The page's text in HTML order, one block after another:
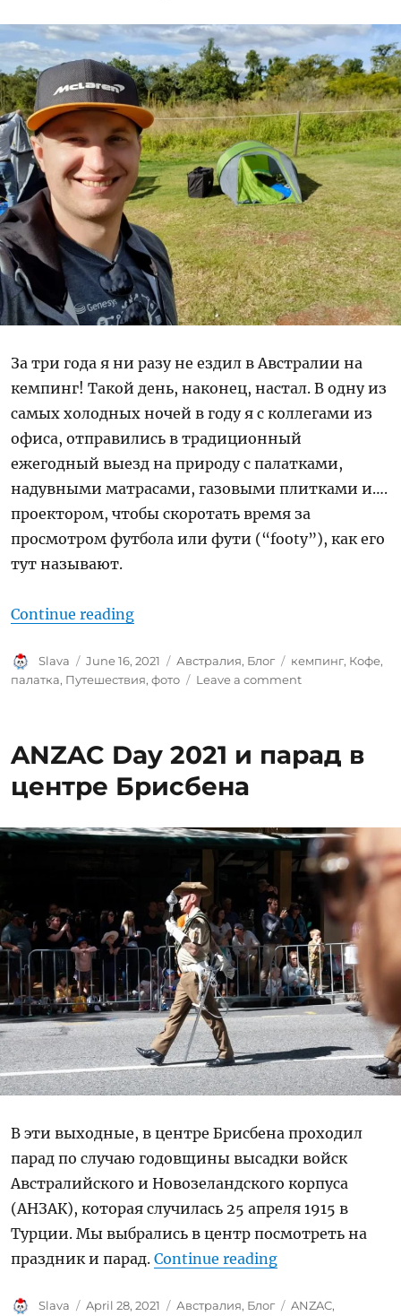
За три года я ни разу не ездил в Австралии на
кемпинг! Такой день, наконец, настал. В одну из
самых холодных ночей в году я с коллегами из
офиса, отправились в традиционный
ежегодный выезд на природу с палатками,
надувными матрасами, газовыми плитками и….
проектором, чтобы скоротать время за
просмотром футбола или фути (“footy”), как его
тут называют.
Continue reading“Поездка на кемпинг –
Author
Slava
Posted
on
June 16, 2021 Categories
Австралия, Блог Tags
кемпинг, Кофе,
палатка, Путешествия,фото Leave a commenton
–
ANZAC Day 2021 и парад в
центре Брисбена
В эти выходные, в центре Брисбена проходил
парад по случаю годовщины высадки войск
Австралийского и Новозеландского корпуса
(АНЗАК), которая случилась 25 апреля 1915 в
Турции. Мы выбрались в центр посмотреть на
праздник и парад.Continue reading“ANZAC Day
Author
Slava Posted
April 28, 2021 Categories
Австралия, Блог Tags
ANZAC,